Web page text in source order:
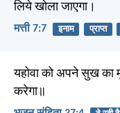
लिये खोला जाएगा।
मत्ती 7:7 इनाम प्राप्त
यहोवा को अपने सुख का
करेगा॥